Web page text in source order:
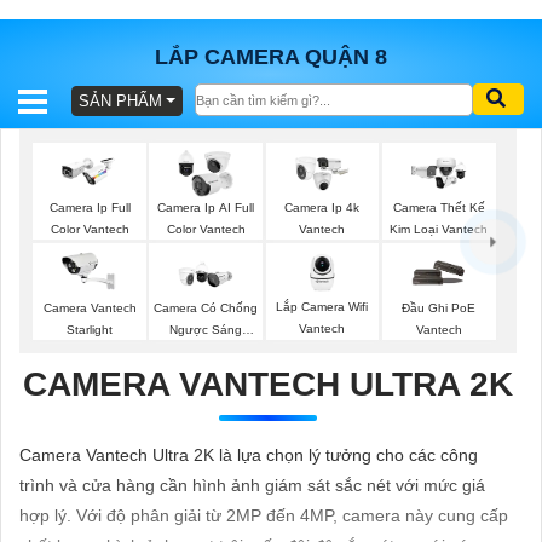
LẮP CAMERA QUẬN 8
BÁO
TRỌN
GÓI
SẢN
TƯ
VẤN
LẮP
SẢN PHẨM
Camera Ip Full
Color Vantech
Camera Ip AI Full
Color Vantech
Camera Ip 4k
Vantech
Camera Thết Kế
Kim Loại Vantech
Camera Vantech
Starlight
Camera Có Chống
Ngược Sáng
Lắp Camera Wifi
Vantech
Đầu Ghi PoE
Vantech
CAMERA VANTECH ULTRA 2K
Camera Vantech Ultra 2K là lựa chọn lý tưởng cho các công
trình và cửa hàng cần hình ảnh giám sát sắc nét với mức giá
hợp lý. Với độ phân giải từ 2MP đến 4MP, camera này cung cấp